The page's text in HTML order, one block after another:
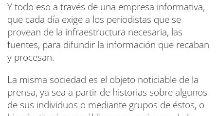
Y todo eso a través de una empresa informativa,
que cada día exige a los periodistas que se
provean de la infraestructura necesaria, las
fuentes, para difundir la información que recaban
y procesan.
La misma sociedad es el objeto noticiable de la
prensa, ya sea a partir de historias sobre algunos
de sus individuos o mediante grupos de éstos, o